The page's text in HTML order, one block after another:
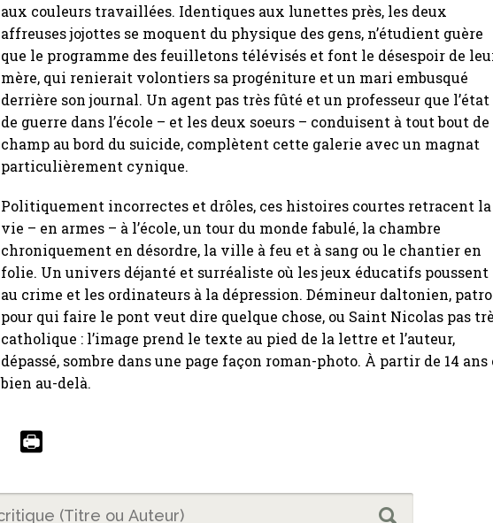
aux couleurs travaillées. Identiques aux lunettes près, les deux
affreuses jojottes se moquent du physique des gens, n’étudient guère
que le programme des feuilletons télévisés et font le désespoir de
mère, qui renierait volontiers sa progéniture et un mari embusqué
derrière son journal. Un agent pas très fûté et un professeur que l’état
de guerre dans l’école – et les deux soeurs – conduisent à tout bout de
champ au bord du suicide, complètent cette galerie avec un magnat
particulièrement cynique.
Politiquement incorrectes et drôles, ces histoires courtes retracent la
vie – en armes – à l’école, un tour du monde fabulé, la chambre
chroniquement en désordre, la ville à feu et à sang ou le chantier en
folie. Un univers déjanté et surréaliste où les jeux éducatifs poussent
au crime et les ordinateurs à la dépression. Démineur daltonien,
pour qui faire le pont veut dire quelque chose, ou Saint Nicolas pas
catholique : l’image prend le texte au pied de la lettre et l’auteur,
dépassé, sombre dans une page façon roman-photo. À partir de 14 ans
bien au-delà.